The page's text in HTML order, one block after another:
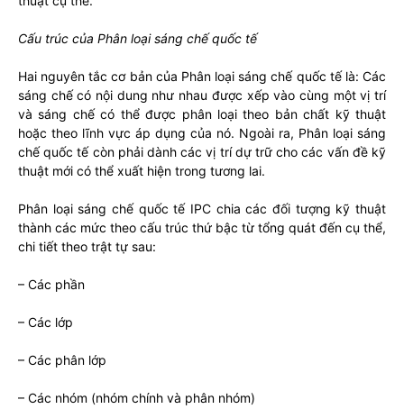
Cấu trúc của Phân loại sáng chế quốc tế
Hai nguyên tắc cơ bản của Phân loại sáng chế quốc tế là: Các
sáng chế có nội dung như nhau được xếp vào cùng một vị trí
và sáng chế có thể được phân loại theo bản chất kỹ thuật
hoặc theo lĩnh vực áp dụng của nó. Ngoài ra, Phân loại sáng
chế quốc tế còn phải dành các vị trí dự trữ cho các vấn đề kỹ
thuật mới có thể xuất hiện trong tương lai.
Phân loại sáng chế quốc tế IPC chia các đối tượng kỹ thuật
thành các mức theo cấu trúc thứ bậc từ tổng quát đến cụ thể,
chi tiết theo trật tự sau:
– Các phần
– Các lớp
– Các phân lớp
– Các nhóm (nhóm chính và phân nhóm)